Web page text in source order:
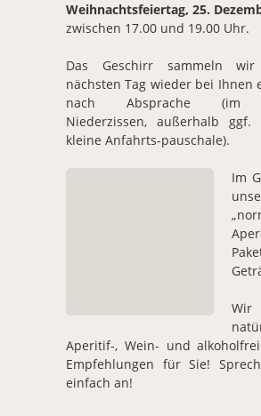
Weihnachtsfeiertag, 25.
zwischen 17.00 und 19.00 Uhr.
Das Geschirr sammeln
nächsten Tag wieder bei Ihnen
nach Absprache (im
Niederzissen, außerhalb ggf.
kleine Anfahrts-pauschale).
Im
Wir
Aperitif-, Wein- und
Empfehlungen für Sie!
einfach an!